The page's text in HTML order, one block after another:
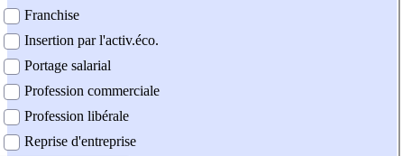
Franchise
Insertion par l'activ.éco.
Portage salarial
Profession commerciale
Profession libérale
Reprise d'entreprise